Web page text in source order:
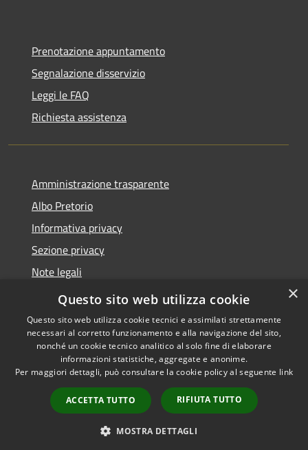
Prenotazione appuntamento
Segnalazione disservizio
Leggi le FAQ
Richiesta assistenza
Amministrazione trasparente
Albo Pretorio
Informativa privacy
Sezione privacy
Note legali
Dichiarazione di accessibilità
Accessibilità
Copyright © 2026 • Comune di
Scanzorosciate • Powered by
Municipium•
Accesso
redazione
×
Questo sito web utilizza cookie
Questo sito web utilizza cookie tecnici e assimilati strettamente
necessari al corretto funzionamento e alla navigazione del sito,
nonché un cookie tecnico analitico al solo fine di elaborare
informazioni statistiche, aggregate e anonime.
Per maggiori dettagli, può consultare la cookie policy al seguente link
ACCETTA TUTTO RIFIUTA TUTTO
MOSTRA DETTAGLI